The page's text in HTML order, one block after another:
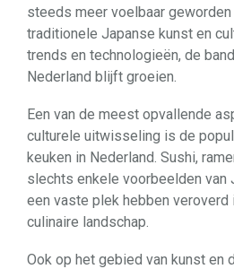
steeds meer voelbaar geworden
traditionele Japanse kunst en
trends en technologieën, de
Nederland blijft groeien.
Een van de meest opvallende
culturele uitwisseling is de
keuken in Nederland. Sushi,
slechts enkele voorbeelden van
een vaste plek hebben veroverd
culinaire landschap.
Ook op het gebied van kunst en